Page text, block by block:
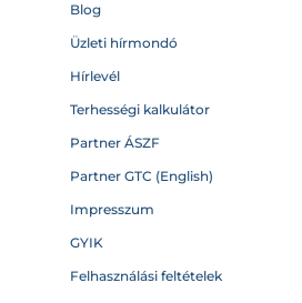
Blog
Üzleti hírmondó
Hírlevél
Terhességi kalkulátor
Partner ÁSZF
Partner GTC (English)
Impresszum
GYIK
Felhasználási feltételek